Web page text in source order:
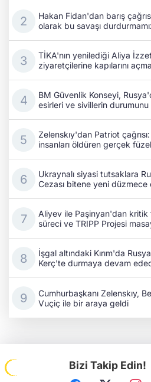
Hakan Fidan'dan barış
olarak bu savaşı
TİKA'nın yenilediği Aliya
ziyaretçilerine kapılarını
BM Güvenlik Konseyi,
esirleri ve sivillerin
Zelenskıy'dan Patriot
insanları öldüren gerçek
Ukraynalı siyasi tutsaklara
Cezası bitene yeni düzmece
Aliyev ile Paşinyan'dan kritik
süreci ve TRIPP Projesi
İşgal altındaki Kırım'da
Kerç'te durmaya devam
Cumhurbaşkanı Zelenskıy,
Vuçiç ile bir araya geldi
Bizi Takip Edin!